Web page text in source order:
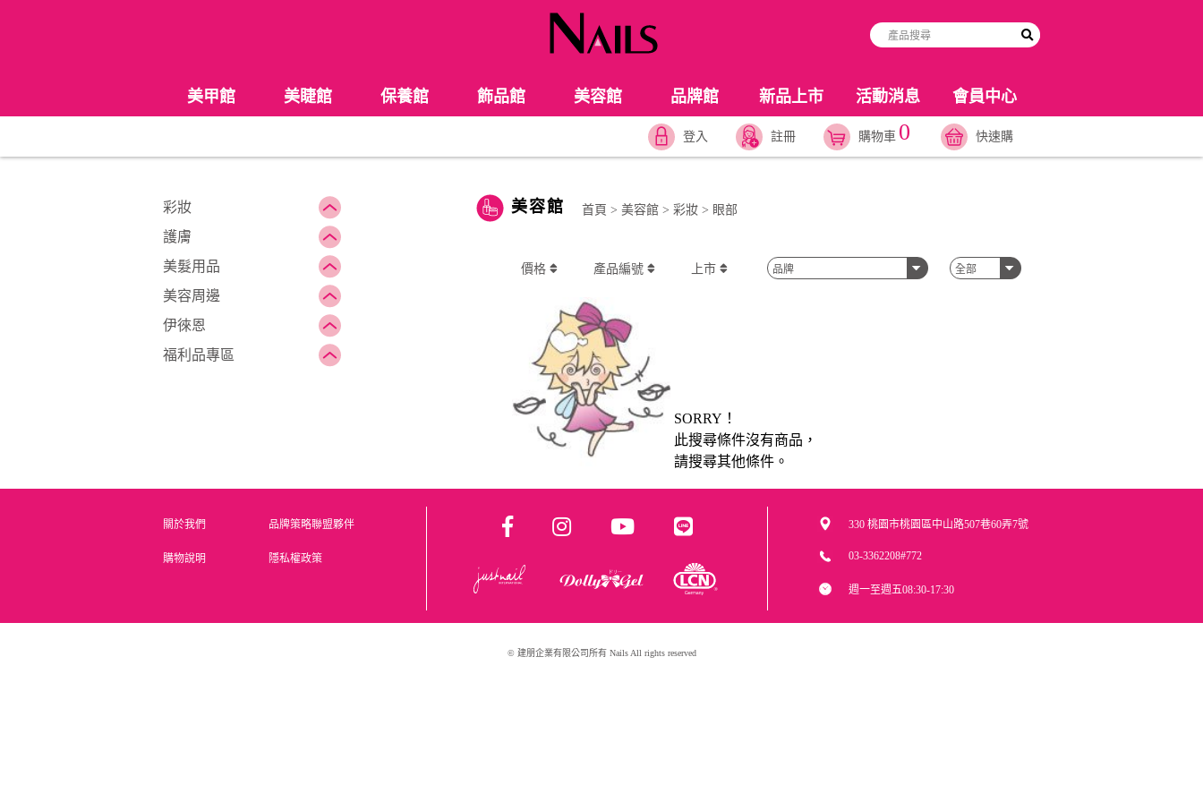
美甲館 美睫館 保養館 飾品館 美容館 品牌館 新品上市 活動消息 會員中心
登入 註冊 購物車 0 快速購
彩妝
護膚
美髮用品
美容周邊
伊徠恩
福利品專區
美容館 首頁 >美容館 >彩妝 > 眼部
價格 產品編號 上市
SORRY！
此搜尋條件沒有商品，
請搜尋其他條件。
關於我們 品牌策略聯盟夥伴
購物說明 隱私權政策
330 桃園市桃園區中山路507巷60弄7號
03-3362208#772
週一至週五08:30-17:30
© 建朋企業有限公司所有 Nails All rights reserved